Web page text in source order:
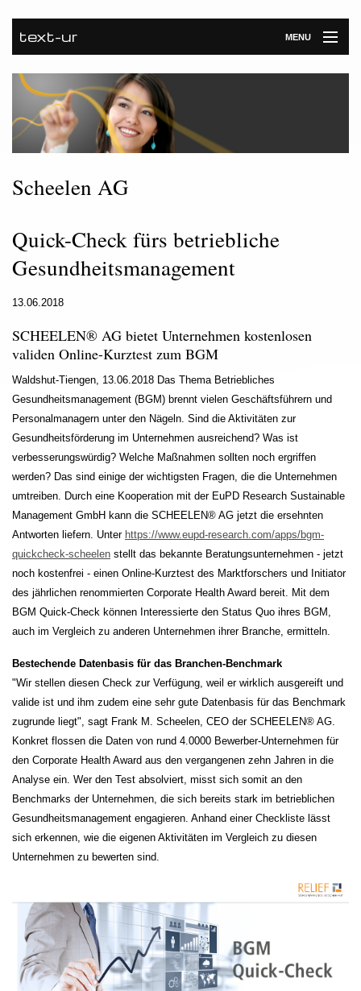
text-ur MENU
Startseite
Leistungen
Unternehmen
Referenzen
Newsroom
Scheelen AG
Quick-Check fürs betriebliche
Gesundheitsmanagement
13.06.2018
SCHEELEN® AG bietet Unternehmen kostenlosen
validen Online-Kurztest zum BGM
Waldshut-Tiengen, 13.06.2018 Das Thema Betriebliches
Gesundheitsmanagement (BGM) brennt vielen Geschäftsführern und
Personalmanagern unter den Nägeln. Sind die Aktivitäten zur
Gesundheitsförderung im Unternehmen ausreichend? Was ist
verbesserungswürdig? Welche Maßnahmen sollten noch ergriffen
werden? Das sind einige der wichtigsten Fragen, die die Unternehmen
umtreiben. Durch eine Kooperation mit der EuPD Research Sustainable
Management GmbH kann die SCHEELEN® AG jetzt die ersehnten
Antworten liefern. Unter https://www.eupd-research.com/apps/bgm-
quickcheck-scheelen stellt das bekannte Beratungsunternehmen - jetzt
noch kostenfrei - einen Online-Kurztest des Marktforschers und Initiator
des jährlichen renommierten Corporate Health Award bereit. Mit dem
BGM Quick-Check können Interessierte den Status Quo ihres BGM,
auch im Vergleich zu anderen Unternehmen ihrer Branche, ermitteln.
Bestechende Datenbasis für das Branchen-Benchmark
"Wir stellen diesen Check zur Verfügung, weil er wirklich ausgereift und
valide ist und ihm zudem eine sehr gute Datenbasis für das Benchmark
zugrunde liegt", sagt Frank M. Scheelen, CEO der SCHEELEN® AG.
Konkret flossen die Daten von rund 4.0000 Bewerber-Unternehmen für
den Corporate Health Award aus den vergangenen zehn Jahren in die
Analyse ein. Wer den Test absolviert, misst sich somit an den
Benchmarks der Unternehmen, die sich bereits stark im betrieblichen
Gesundheitsmanagement engagieren. Anhand einer Checkliste lässt
sich erkennen, wie die eigenen Aktivitäten im Vergleich zu diesen
Unternehmen zu bewerten sind.